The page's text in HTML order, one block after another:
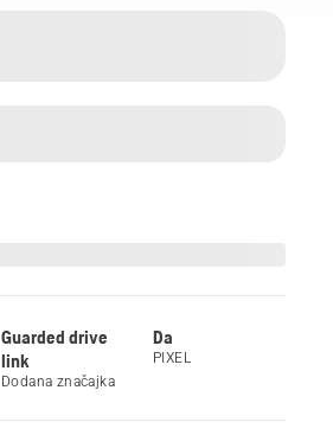
Guarded drive
link
Dodana značajka
Da
PIXEL